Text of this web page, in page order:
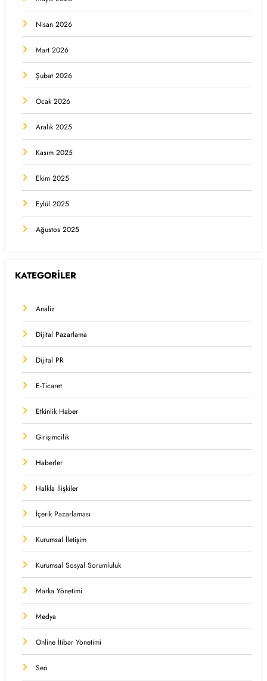
Nisan 2026
Mart 2026
Şubat 2026
Ocak 2026
Aralık 2025
Kasım 2025
Ekim 2025
Eylül 2025
Ağustos 2025
KATEGORİLER
Analiz
Dijital Pazarlama
Dijital PR
E-Ticaret
Etkinlik Haber
Girişimcilik
Haberler
Halkla İlişkiler
İçerik Pazarlaması
Kurumsal İletişim
Kurumsal Sosyal Sorumluluk
Marka Yönetimi
Medya
Online İtibar Yönetimi
Seo